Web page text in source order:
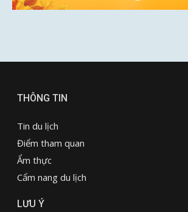
THÔNG TIN
Tin du lịch
Điểm tham quan
Ẩm thực
Cẩm nang du lịch
LƯU Ý